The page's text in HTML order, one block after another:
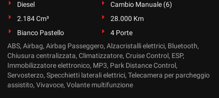
Diesel
Cambio Manuale (6)
2.184 Cm³
28.000 Km
Bianco Pastello
4 Porte
ABS, Airbag, Airbag Passeggero, Alzacristalli elettrici, Bluetooth,
Chiusura centralizzata, Climatizzatore, Cruise Control, ESP,
Immobilizzatore elettronico, MP3, Park Distance Control,
Servosterzo, Specchietti laterali elettrici, Telecamera per parcheggio
assistito, Vivavoce, Volante multifunzione